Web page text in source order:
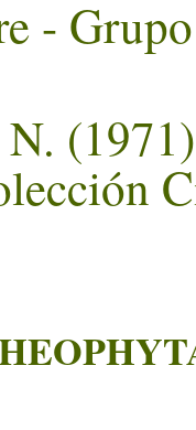
-